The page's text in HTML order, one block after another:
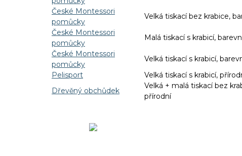
České Montessori
pomůcky
Velká tiskací bez krabice,
České Montessori
pomůcky
Malá tiskací s krabicí,
České Montessori
pomůcky
Velká tiskací s krabicí,
Pelisport
Velká tiskací s krabicí,
Dřevěný obchůdek
Velká + malá tiskací bez
přírodní